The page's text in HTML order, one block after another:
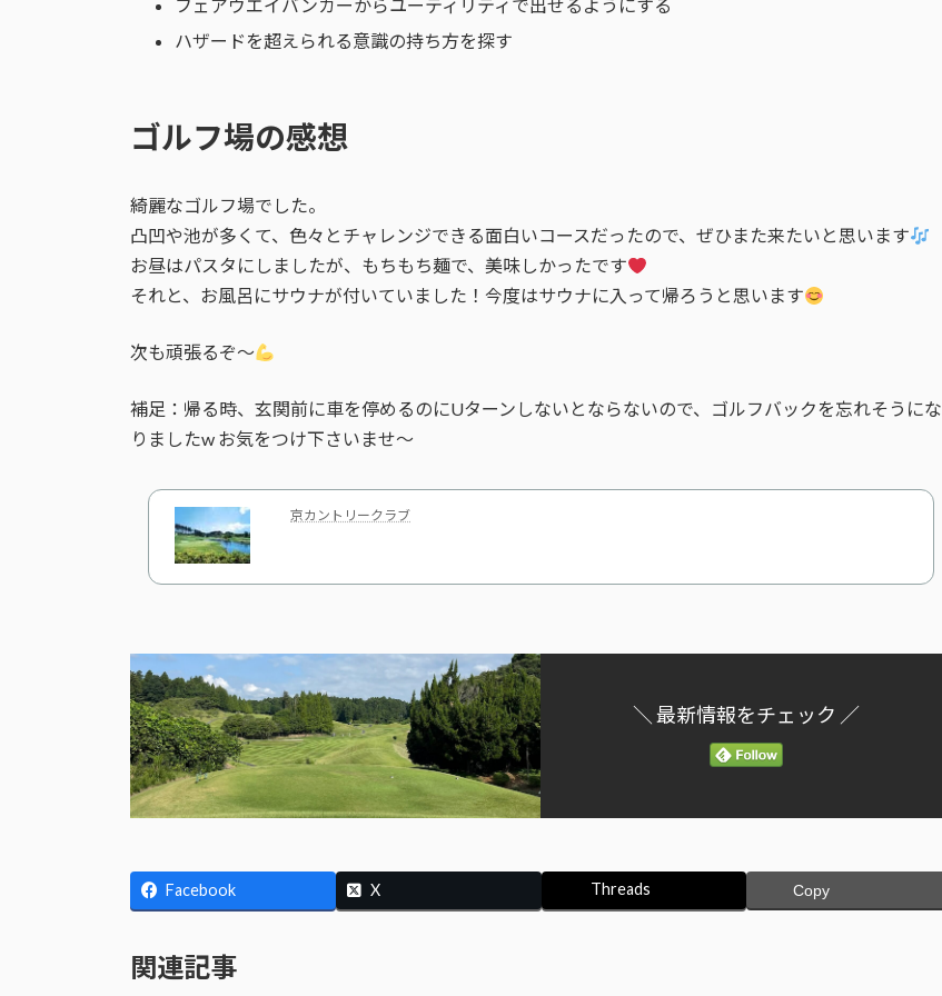
フェアウエイバンカーからユーティリティで出せるようにする
ハザードを超えられる意識の持ち方を探す
ゴルフ場の感想
綺麗なゴルフ場でした。
凸凹や池が多くて、色々とチャレンジできる面白いコースだったので、ぜひまた来たいと思います
お昼はパスタにしましたが、もちもち麺で、美味しかったです
それと、お風呂にサウナが付いていました！今度はサウナに入って帰ろうと思います
次も頑張るぞ〜
補足：帰る時、玄関前に車を停めるのにUターンしないとならないので、ゴルフバックを忘れそうにな
りましたw お気をつけ下さいませ〜
京カントリークラブ
＼ 最新情報をチェック ／
Facebook X Threads Copy
関連記事